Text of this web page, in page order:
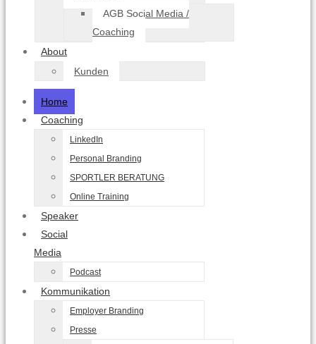
AGB Social Media /
Coaching
About
Kunden
Home
Coaching
LinkedIn
Personal Branding
SPORTLER BERATUNG
Online Training
Speaker
Social
Media
Podcast
Kommunikation
Employer Branding
Presse